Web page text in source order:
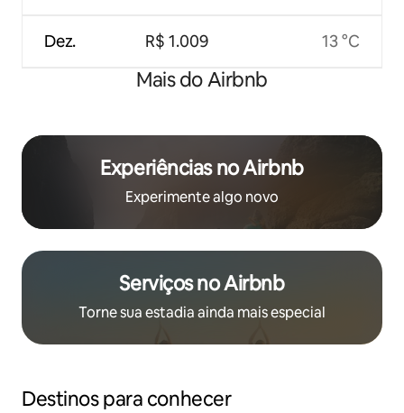
Dez. R$ 1.009 13 °C
Mais do Airbnb
Experiências no Airbnb
Experimente algo novo
Serviços no Airbnb
Torne sua estadia ainda mais especial
Destinos para conhecer